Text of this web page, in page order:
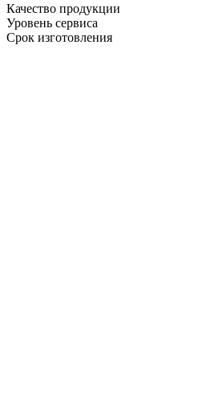
Качество продукции
Уровень сервиса
Срок изготовления